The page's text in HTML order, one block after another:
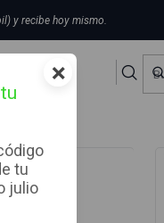
×
tu
julio
y recibe hoy mismo.
|Enebe
Combat